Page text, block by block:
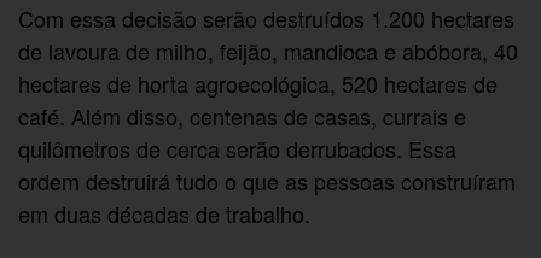
Com essa decisão serão destruídos 1.200 hectares
de lavoura de milho, feijão, mandioca e abóbora, 40
hectares de horta agroecológica, 520 hectares de
café. Além disso, centenas de casas, currais e
quilômetros de cerca serão derrubados. Essa
ordem destruirá tudo o que as pessoas construíram
em duas décadas de trabalho.